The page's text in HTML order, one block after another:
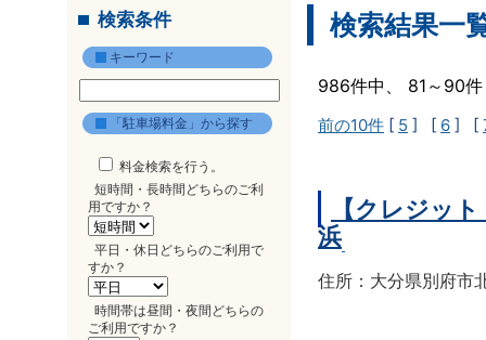
検索条件
キーワード
「駐車場料金」から探す
料金検索を行う。
短時間・長時間どちらのご利
用ですか？
平日・休日どちらのご利用で
すか？
時間帯は昼間・夜間どちらの
ご利用ですか？
検索結果一
986件中、 81～90
前の10件 [ 5 ] [ 6 ] [
【クレジッ
浜
住所：大分県別府市